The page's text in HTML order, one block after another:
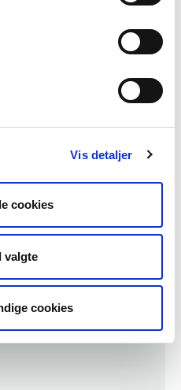
Vis detaljer
cookies
valgte
cookiesspørgsmål